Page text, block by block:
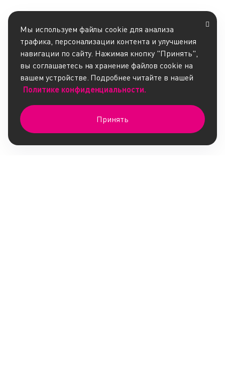
Мы используем файлы cookie для анализа
трафика, персонализации контента и улучшения
навигации по сайту. Нажимая кнопку "Принять",
вы соглашаетесь на хранение файлов cookie на
вашем устройстве. Подробнее читайте в нашей
Политике конфиденциальности.
Принять